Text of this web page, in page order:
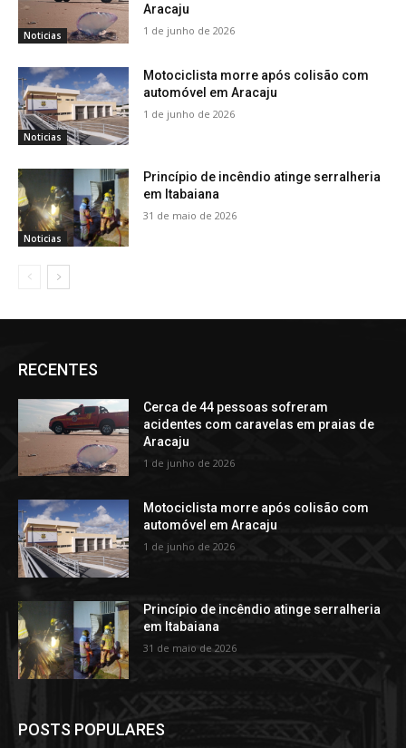
Noticias
Aracaju
1 de junho de 2026
Noticias
Motociclista morre após colisão com
automóvel em Aracaju
1 de junho de 2026
Noticias
Princípio de incêndio atinge serralheria
em Itabaiana
31 de maio de 2026
RECENTES
Cerca de 44 pessoas sofreram
acidentes com caravelas em praias de
Aracaju
1 de junho de 2026
Motociclista morre após colisão com
automóvel em Aracaju
1 de junho de 2026
Princípio de incêndio atinge serralheria
em Itabaiana
31 de maio de 2026
POSTS POPULARES